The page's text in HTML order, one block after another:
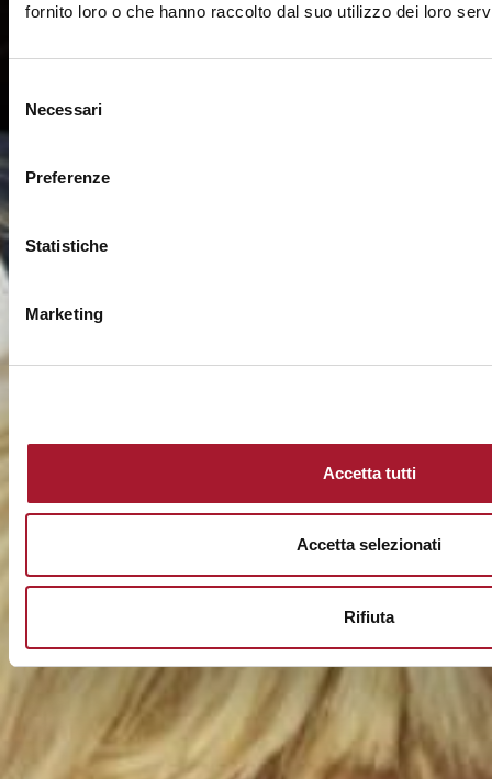
fornito loro o che hanno raccolto dal suo utilizzo dei loro
del
consenso
Necessari
Preferenze
Statistiche
Marketing
Accetta tutti
Accetta selezionati
Rifiuta